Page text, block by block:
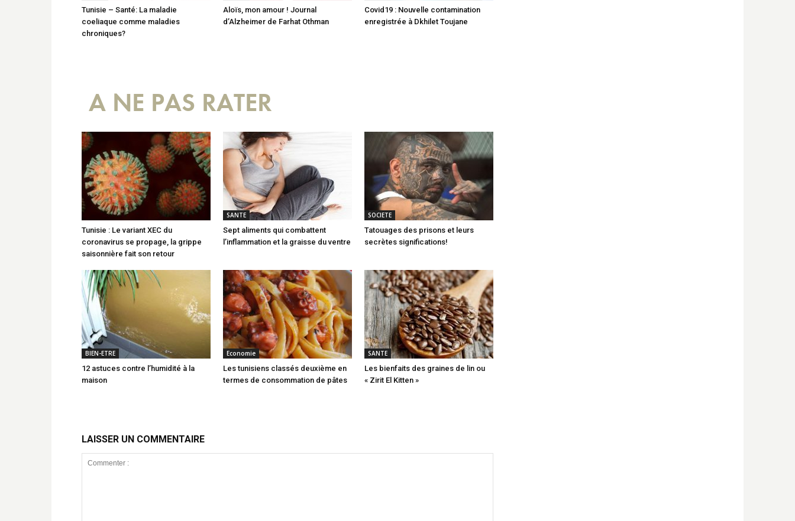
Tunisie – Santé: La maladie
coeliaque comme maladies
chroniques?
Aloïs, mon amour ! Journal
d’Alzheimer de Farhat Othman
Covid19 : Nouvelle contamination
enregistrée à Dkhilet Toujane
A NE PAS RATER
Tunisie : Le variant XEC du
coronavirus se propage, la grippe
saisonnière fait son retour
SANTE
Sept aliments qui combattent
l’inflammation et la graisse du ventre
SOCIETE
Tatouages des prisons et leurs
secrètes significations!
BIEN-ETRE
12 astuces contre l’humidité à la
maison
Economie
Les tunisiens classés deuxième en
termes de consommation de pâtes
SANTE
Les bienfaits des graines de lin ou
« Zirit El Kitten »
LAISSER UN COMMENTAIRE